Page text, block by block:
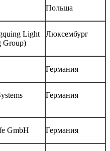
Польша
Light
Group)
Люксембург
Германия
Германия
GmbH Германия